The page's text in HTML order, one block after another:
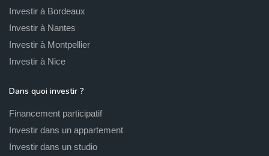
Investir à Bordeaux
Investir à Nantes
Investir à Montpellier
Investir à Nice
Dans quoi investir ?
Financement participatif
Investir dans un appartement
Investir dans un studio